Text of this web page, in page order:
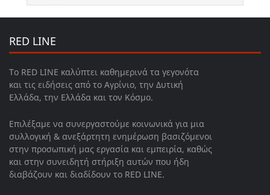
RED LINE
Το RED LINE καλύπτει καθημερινά τα γεγονότα
και τις ειδήσεις από το Αγρίνιο, την Δυτική
Ελλάδα, την Ελλάδα και τον Κόσμο.
Επιλέξαμε να συνεργαστούμε κοινωνικά για μια
συλλογική & ανεξάρτητη ενημέρωση βασιζόμενοι
στην προσωπική μας εργασία και εμπειρία, καθώς
και στην συνειδητή στήριξη αυτών που ήδη
διαβάζουν και διαδίδουν το RED LINE.